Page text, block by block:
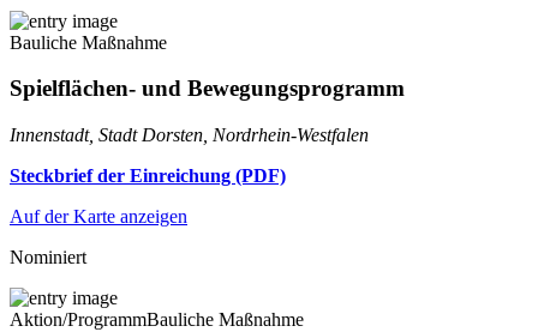
Bauliche Maßnahme
Spielflächen- und Bewegungsprogramm
Innenstadt, Stadt Dorsten, Nordrhein-Westfalen
Steckbrief der Einreichung (PDF)
Auf der Karte anzeigen
Nominiert
Aktion/ProgrammBauliche Maßnahme